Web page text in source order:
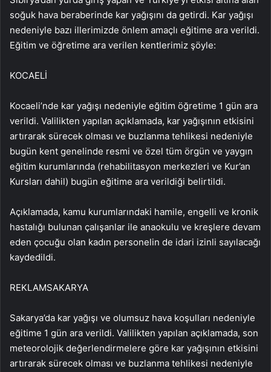
soğuk hava beraberinde kar yağışını da getirdi. Kar yağışı
nedeniyle bazı illerimizde önlem amaçlı eğitime ara verildi.
Eğitim ve öğretime ara verilen kentlerimiz şöyle:
KOCAELİ
Kocaeli’nde kar yağışı nedeniyle eğitim öğretime 1 gün ara
verildi. Valilikten yapılan açıklamada, kar yağışının etkisini
artırarak sürecek olması ve buzlanma tehlikesi nedeniyle
bugün kent genelinde resmi ve özel tüm örgün ve yaygın
eğitim kurumlarında (rehabilitasyon merkezleri ve Kur’an
Kursları dahil) bugün eğitime ara verildiği belirtildi.
Açıklamada, kamu kurumlarındaki hamile, engelli ve kronik
hastalığı bulunan çalışanlar ile anaokulu ve kreşlere devam
eden çocuğu olan kadın personelin de idari izinli sayılacağı
kaydedildi.
REKLAMSAKARYA
Sakarya’da kar yağışı ve olumsuz hava koşulları nedeniyle
eğitime 1 gün ara verildi. Valilikten yapılan açıklamada, son
meteorolojik değerlendirmelere göre kar yağışının etkisini
artırarak sürecek olması ve buzlanma tehlikesi nedeniyle